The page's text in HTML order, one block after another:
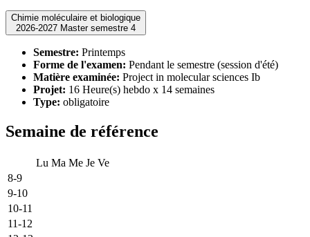
Chimie moléculaire et biologique
2026-2027 Master semestre 4
Semestre: Printemps
Forme de l'examen: Pendant le semestre (session d'été)
Matière examinée: Project in molecular sciences Ib
Projet: 16 Heure(s) hebdo x 14 semaines
Type: obligatoire
Semaine de référence
Lu Ma Me Je Ve
8-9
9-10
10-11
11-12